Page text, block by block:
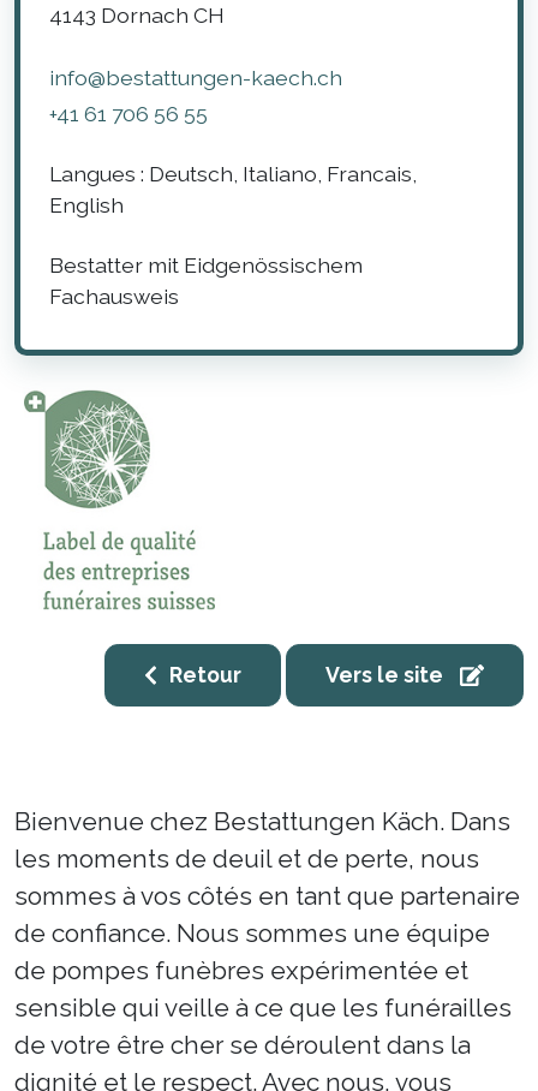
4143 Dornach CH
info@bestattungen-kaech.ch
+41 61 706 56 55
Langues : Deutsch, Italiano, Francais,
English
Bestatter mit Eidgenössischem
Fachausweis
Retour Vers le site
Bienvenue chez Bestattungen Käch. Dans
les moments de deuil et de perte, nous
sommes à vos côtés en tant que partenaire
de confiance. Nous sommes une équipe
de pompes funèbres expérimentée et
sensible qui veille à ce que les funérailles
de votre être cher se déroulent dans la
dignité et le respect. Avec nous, vous